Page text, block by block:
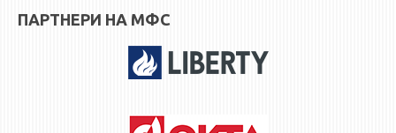
ПАРТНЕРИ НА МФС